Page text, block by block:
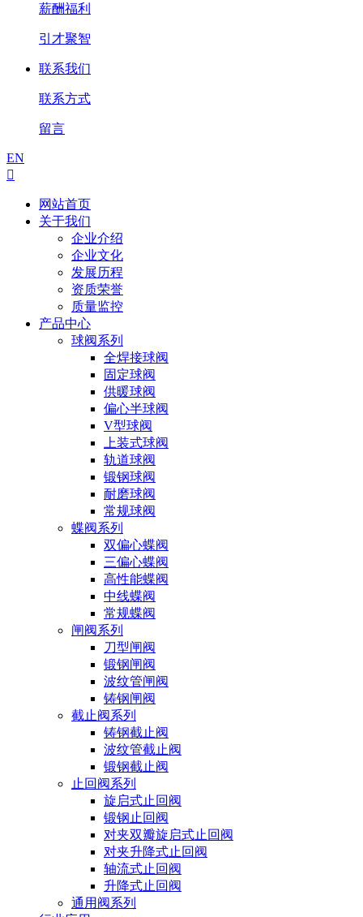
薪酬福利
引才聚智
联系我们
联系方式
留言
EN

网站首页
关于我们
企业介绍
企业文化
发展历程
资质荣誉
质量监控
产品中心
球阀系列
全焊接球阀
固定球阀
供暖球阀
偏心半球阀
V型球阀
上装式球阀
轨道球阀
锻钢球阀
耐磨球阀
常规球阀
蝶阀系列
双偏心蝶阀
三偏心蝶阀
高性能蝶阀
中线蝶阀
常规蝶阀
闸阀系列
刀型闸阀
锻钢闸阀
波纹管闸阀
铸钢闸阀
截止阀系列
铸钢截止阀
波纹管截止阀
锻钢截止阀
止回阀系列
旋启式止回阀
锻钢止回阀
对夹双瓣旋启式止回阀
对夹升降式止回阀
轴流式止回阀
升降式止回阀
通用阀系列